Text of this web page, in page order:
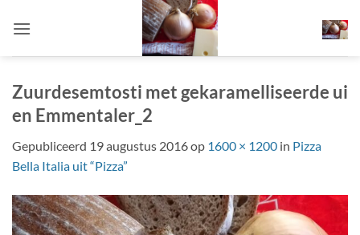
naar
Zuurdesemtosti met gekaramelliseerde ui
en Emmentaler_2
Gepubliceerd 19 augustus 2016op 1600 × 1200 in Pizza
Bella Italia uit “Pizza”